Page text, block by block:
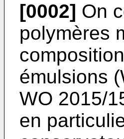
[0002] On
polymères
émulsions (
WO 2015/
en